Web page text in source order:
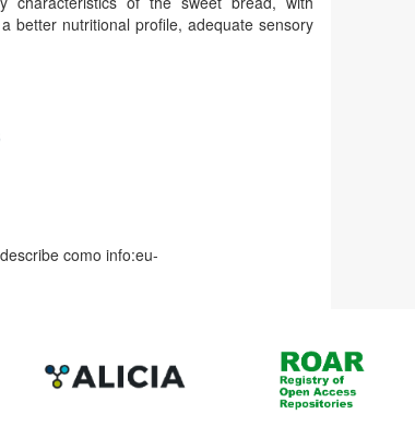
better nutritional profile, adequate sensory
como info:eu-